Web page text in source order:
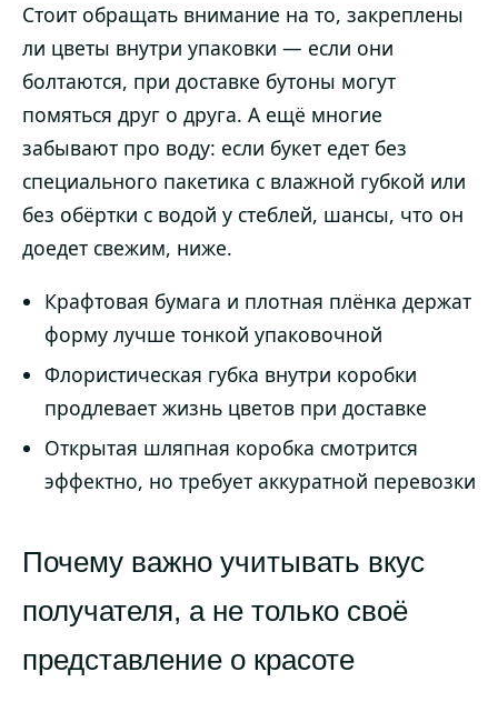
Стоит обращать внимание на то, закреплены
ли цветы внутри упаковки — если они
болтаются, при доставке бутоны могут
помяться друг о друга. А ещё многие
забывают про воду: если букет едет без
специального пакетика с влажной губкой или
без обёртки с водой у стеблей, шансы, что он
доедет свежим, ниже.
Крафтовая бумага и плотная плёнка держат
форму лучше тонкой упаковочной
Флористическая губка внутри коробки
продлевает жизнь цветов при доставке
Открытая шляпная коробка смотрится
эффектно, но требует аккуратной перевозки
Почему важно учитывать вкус
получателя, а не только своё
представление о красоте